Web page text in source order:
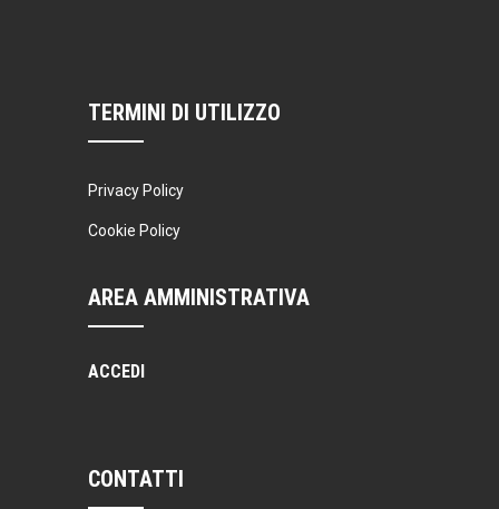
TERMINI DI UTILIZZO
Privacy Policy
Cookie Policy
AREA AMMINISTRATIVA
ACCEDI
CONTATTI